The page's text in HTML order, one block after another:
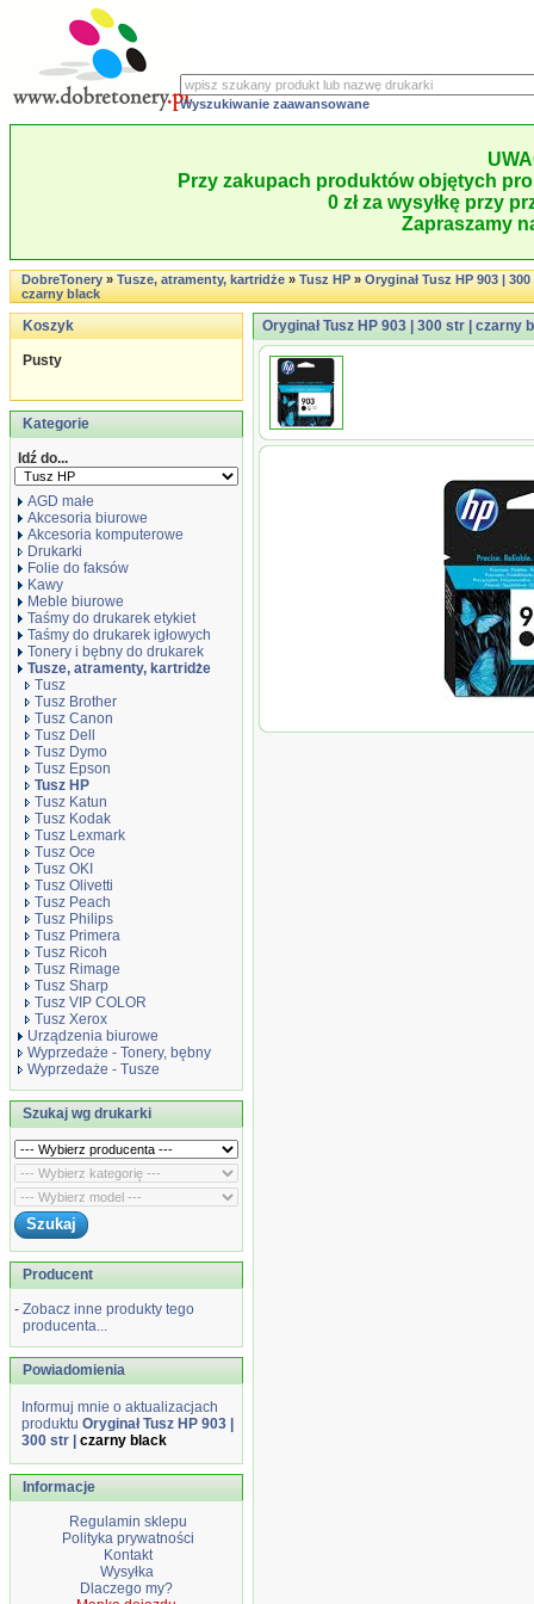
Wyszukiwanie zaawansowane
Przy zakupach produktów objętych
0 zł za wysyłkę przy
Zapraszamy
DobreTonery»Tusze, atramenty, kartridże»Tusz HP»Oryginał Tusz HP 903 |
czarny black
Koszyk
Pusty
Kategorie
Idź do...
AGD małe
Akcesoria biurowe
Akcesoria komputerowe
Drukarki
Folie do faksów
Kawy
Meble biurowe
Taśmy do drukarek etykiet
Taśmy do drukarek igłowych
Tonery i bębny do drukarek
Tusze, atramenty, kartridże
Tusz
Tusz Brother
Tusz Canon
Tusz Dell
Tusz Dymo
Tusz Epson
Tusz HP
Tusz Katun
Tusz Kodak
Tusz Lexmark
Tusz Oce
Tusz OKI
Tusz Olivetti
Tusz Peach
Tusz Philips
Tusz Primera
Tusz Ricoh
Tusz Rimage
Tusz Sharp
Tusz VIP COLOR
Tusz Xerox
Urządzenia biurowe
Wyprzedaże - Tonery, bębny
Wyprzedaże - Tusze
Szukaj wg drukarki
Producent
- Zobacz inne produkty tego
producenta...
Powiadomienia
Informuj mnie o aktualizacjach
produktu Oryginał Tusz HP 903 |
300 str | czarny black
Informacje
Regulamin sklepu
Polityka prywatności
Kontakt
Wysyłka
Dlaczego my?
Oryginał Tusz HP 903 | 300 str | czarny
czarny black